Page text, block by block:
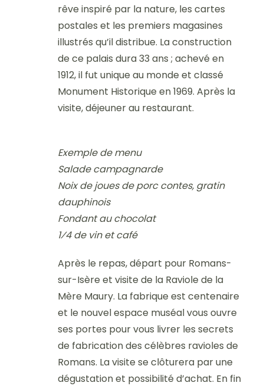
rêve inspiré par la nature, les cartes
postales et les premiers magasines
illustrés qu’il distribue. La construction
de ce palais dura 33 ans ; achevé en
1912, il fut unique au monde et classé
Monument Historique en 1969. Après la
visite, déjeuner au restaurant.
Exemple de menu
Salade campagnarde
Noix de joues de porc contes, gratin
dauphinois
Fondant au chocolat
1⁄4 de vin et café
Après le repas, départ pour Romans-
sur-Isère et visite de la Raviole de la
Mère Maury. La fabrique est centenaire
et le nouvel espace muséal vous ouvre
ses portes pour vous livrer les secrets
de fabrication des célèbres ravioles de
Romans. La visite se clôturera par une
dégustation et possibilité d’achat. En fin